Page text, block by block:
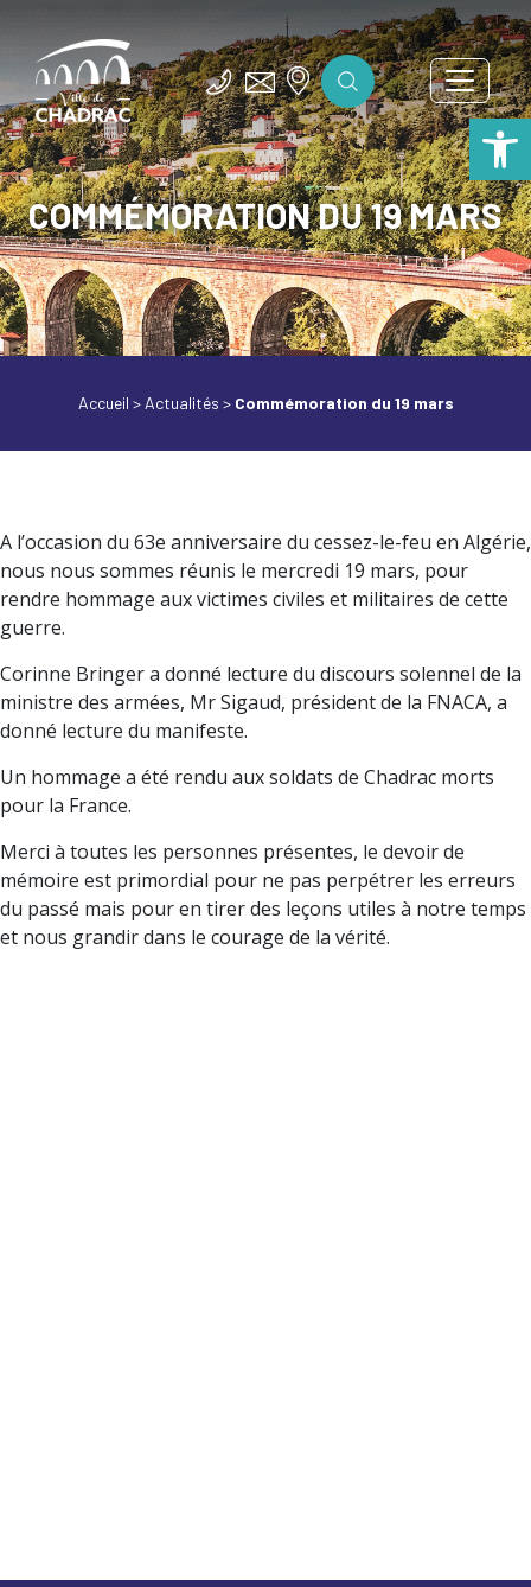
COMMÉMORATION DU 19 MARS
Accueil > Actualités > Commémoration du 19 mars
A l’occasion du 63e anniversaire du cessez-le-feu en Algérie,
nous nous sommes réunis le mercredi 19 mars, pour
rendre hommage aux victimes civiles et militaires de cette
guerre.
Corinne Bringer a donné lecture du discours solennel de la
ministre des armées, Mr Sigaud, président de la FNACA, a
donné lecture du manifeste.
Un hommage a été rendu aux soldats de Chadrac morts
pour la France.
Merci à toutes les personnes présentes, le devoir de
mémoire est primordial pour ne pas perpétrer les erreurs
du passé mais pour en tirer des leçons utiles à notre temps
et nous grandir dans le courage de la vérité.